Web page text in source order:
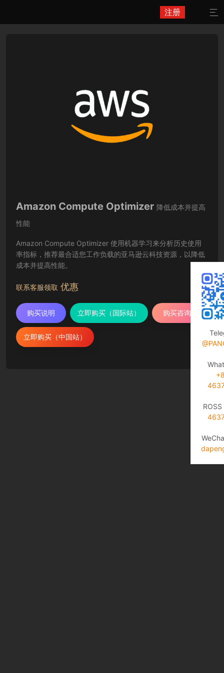
注册 
Amazon Compute Optimizer 降低成本并提高
性能
Amazon Compute Optimizer 使用机器学习来分析历史使用
率指标，推荐最合适您工作负载的亚马逊云科技资源，以降低
成本并提高性能。
联系客服领取 优惠
购买说明 立即购买（国际站） 购买咨询
立即购买（中国站）